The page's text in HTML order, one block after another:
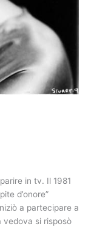
in tv. Il 1981
d’onore”
a partecipare a
vedova si risposò